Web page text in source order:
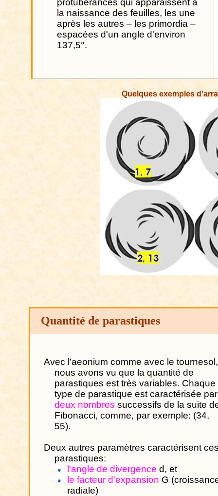
protubérances qui apparaissent à
la naissance des feuilles, les une
après les autres – les primordia –
espacées d'un angle d'environ
137,5°.
Quelques exemples
Quantité de parastiques
Avec l'aeonium comme avec le tournesol,
nous avons vu que la quantité de
parastiques est très variables. Chaque
type de parastique est caractérisée par
deux nombres successifs de la suite
Fibonacci, comme, par exemple: (34,
55).
Deux autres paramètres caractérisent
parastiques:
l'angle de divergence d, et
le facteur d'expansion G
radiale)